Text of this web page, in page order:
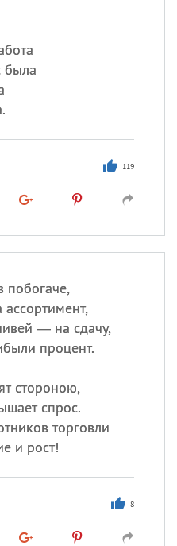
была
119
побогаче,
ассортимент,
— на сдачу,
процент.
стороною,
спрос.
торговли
и рост!
8